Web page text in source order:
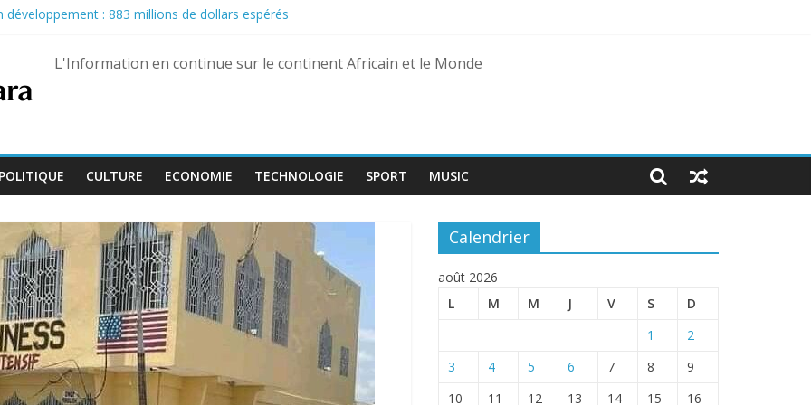
développement : 883 millions de dollars espérés
pour les militaires, une hausse historique jusqu’à 80 %
Bienvenu Lamah promu général de brigade
13 août dans trois États différents
L'Information en continue sur le continent Africain et le Monde
POLITIQUE CULTURE ECONOMIE TECHNOLOGIE SPORT MUSIC
Calendrier
août 2026
L
M M J V S D
1
2
3
4 5 6 7 8
9
10
11 12 13 14 15
16